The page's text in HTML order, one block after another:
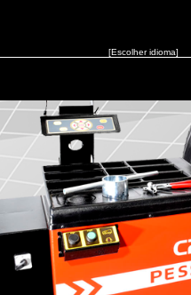
[Escolher idioma]